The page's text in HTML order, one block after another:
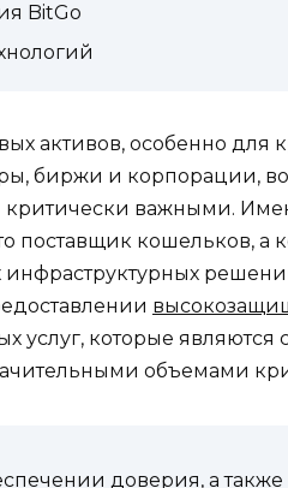
BitGo
активов, особенно для
биржи и корпорации,
критически важными.
поставщик кошельков, а
услуг, которые являются
объемами
доверия, а также